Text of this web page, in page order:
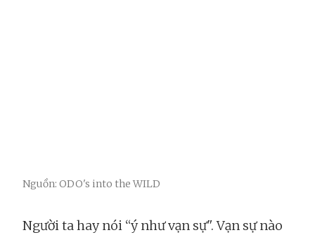
Nguồn: ODO's into the WILD
Người ta hay nói “ý như vạn sự". Vạn sự nào